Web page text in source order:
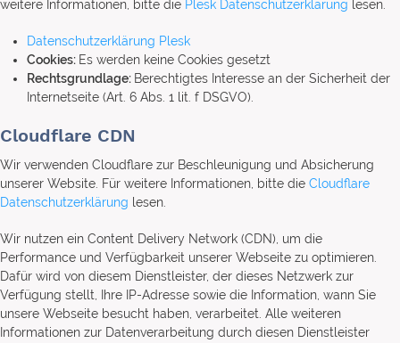
weitere Informationen, bitte die Plesk Datenschutzerklärung lesen.
Datenschutzerklärung Plesk
Cookies: Es werden keine Cookies gesetzt
Rechtsgrundlage: Berechtigtes Interesse an der Sicherheit der
Internetseite (Art. 6 Abs. 1 lit. f DSGVO).
Cloudflare CDN
Wir verwenden Cloudflare zur Beschleunigung und Absicherung
unserer Website. Für weitere Informationen, bitte die Cloudflare
Datenschutzerklärung lesen.
Wir nutzen ein Content Delivery Network (CDN), um die
Performance und Verfügbarkeit unserer Webseite zu optimieren.
Dafür wird von diesem Dienstleister, der dieses Netzwerk zur
Verfügung stellt, Ihre IP-Adresse sowie die Information, wann Sie
unsere Webseite besucht haben, verarbeitet. Alle weiteren
Informationen zur Datenverarbeitung durch diesen Dienstleister